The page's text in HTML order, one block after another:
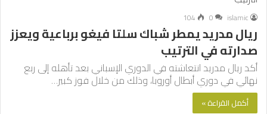
islamic
0
104
ريال مدريد يمطر شباك سلتا فيغو برباعية ويعزز
صدارته في الترتيب
أكد ريال مدريد انتعاشته في الدوري الإسباني بعد تأهله إلى ربع
نهائي في دوري أبطال أوروبا، وذلك من خلال فوز كبير…
أكمل القراءة »